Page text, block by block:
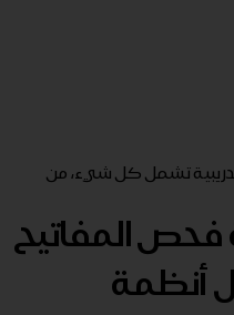
تشمل كل شيء، من
فحص المفاتيح
أنظمة